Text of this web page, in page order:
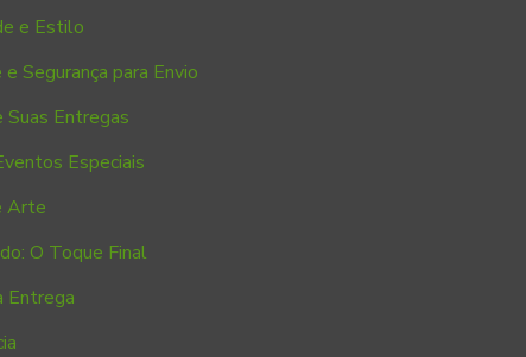
e Estilo
Segurança para Envio
Suas Entregas
Especiais
Arte
O Toque Final
Entrega